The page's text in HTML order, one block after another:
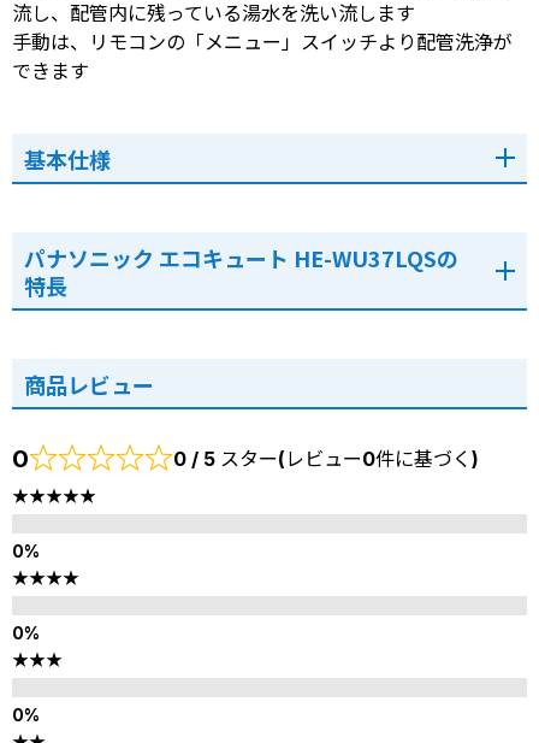
流し、配管内に残っている湯水を洗い流します
手動は、リモコンの「メニュー」スイッチより配管洗浄が
できます
基本仕様
パナソニック エコキュート HE-WU37LQSの
特長
商品レビュー
0 0 / 5 スター(レビュー0件に基づく)
★★★★★
★★★★
★★★